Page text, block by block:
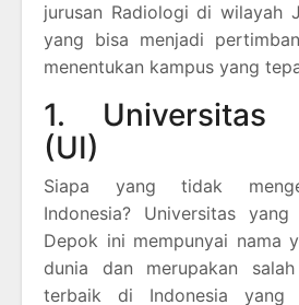
jurusan Radiologi di wilayah
yang bisa menjadi
menentukan kampus yang
1. Universitas
(UI)
Siapa yang tidak
Indonesia? Universitas
Depok ini mempunyai nama
dunia dan merupakan
terbaik di Indonesia yang